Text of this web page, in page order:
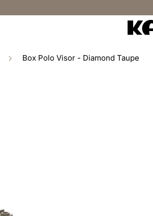
Box Polo Visor - Diamond Taupe